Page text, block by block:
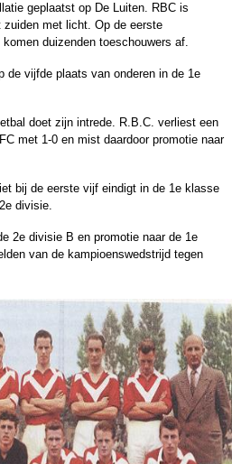
geplaatst op De Luiten. RBC is
met licht. Op de eerste
duizenden toeschouwers af.
de vijfde plaats van onderen in de 1e
doet zijn intrede. R.B.C. verliest een
met 1-0 en mist daardoor promotie naar
bij de eerste vijf eindigt in de 1e klasse
divisie.
2e divisie B en promotie naar de 1e
van de kampioenswedstrijd tegen